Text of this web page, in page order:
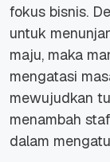
fokus bisnis.
untuk
maju, maka
mengatasi
mewujudkan
menambah
dalam